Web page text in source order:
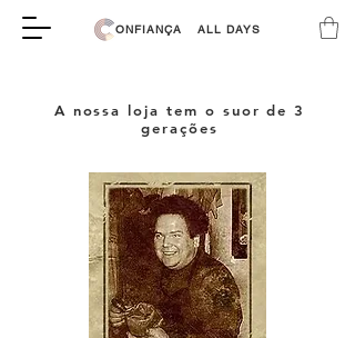
ONFIANÇA ALL DAYS
A nossa loja tem o suor de 3
gerações